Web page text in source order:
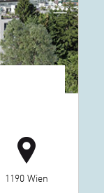
1190 Wien